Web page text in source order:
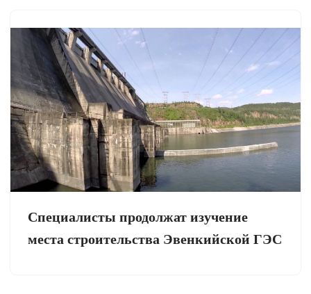
Специалисты продолжат изучение
места строительства Эвенкийской ГЭС